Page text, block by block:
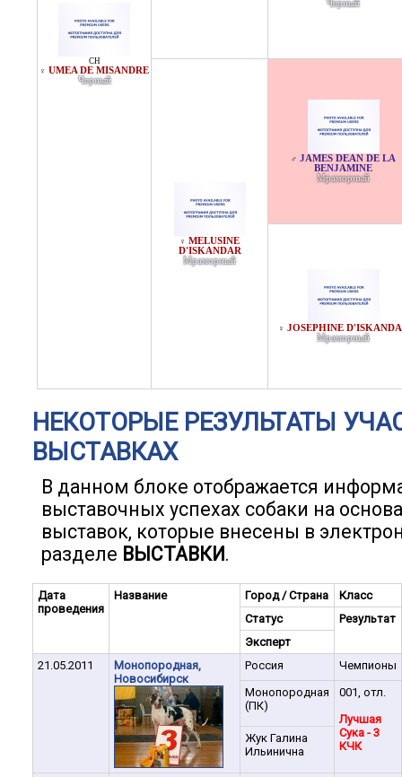
CH
♀ UMEA DE MISANDRE
Черный
Черный
♀ MELUSINE
D'ISKANDAR
Мраморный
♂ JAMES DEAN DE LA
BENJAMINE
Мраморный
♀ JOSEPHINE
Мраморный
НЕКОТОРЫЕ РЕЗУЛЬТАТЫ
ВЫСТАВКАХ
В данном блоке отображается
выставочных успехах собаки на
выставок, которые внесены в
разделе ВЫСТАВКИ.
Дата
проведения
Название Город / Страна
Класс
Статус
Результат
Эксперт
21.05.2011
Монопородная,
Новосибирск
Россия
Чемпионы
Монопородная
(ПК)
001, отл.
Лучшая
Сука - 3
КЧК
Жук Галина
Ильинична